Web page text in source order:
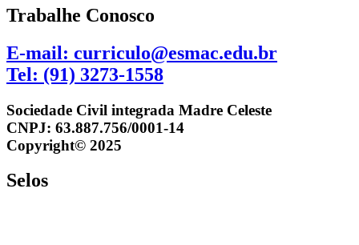
Trabalhe Conosco
E-mail: curriculo@esmac.edu.br
Tel: (91) 3273-1558​
Sociedade Civil integrada Madre Celeste
CNPJ: 63.887.756/0001-14
Copyright© 2025
Selos